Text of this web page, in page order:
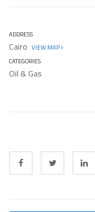
ADDRESS
Cairo VIEW MAP
CATEGORIES
Oil & Gas